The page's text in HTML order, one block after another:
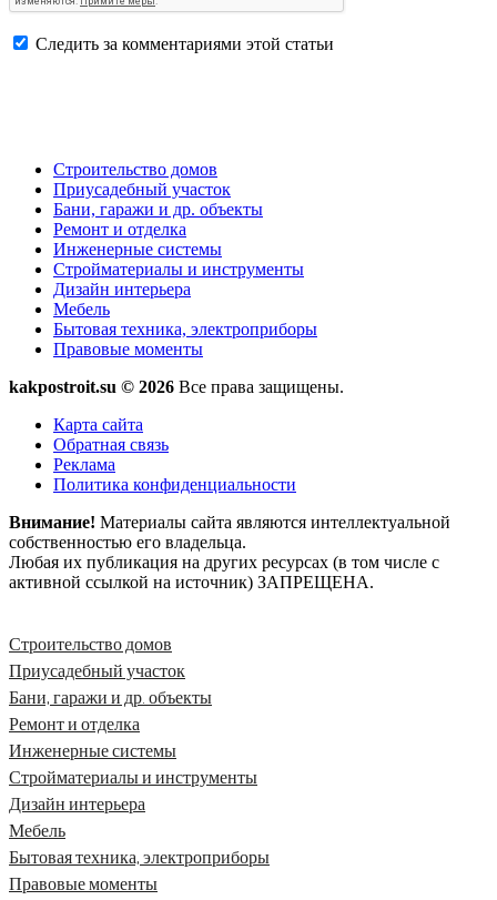
Следить за комментариями этой статьи
Строительство домов
Приусадебный участок
Бани, гаражи и др. объекты
Ремонт и отделка
Инженерные системы
Стройматериалы и инструменты
Дизайн интерьера
Мебель
Бытовая техника, электроприборы
Правовые моменты
kakpostroit.su © 2026 Все права защищены.
Карта сайта
Обратная связь
Реклама
Политика конфиденциальности
Внимание! Материалы сайта являются интеллектуальной
собственностью его владельца.
Любая их публикация на других ресурсах (в том числе с
активной ссылкой на источник) ЗАПРЕЩЕНА.
Строительство домов
Приусадебный участок
Бани, гаражи и др. объекты
Ремонт и отделка
Инженерные системы
Стройматериалы и инструменты
Дизайн интерьера
Мебель
Бытовая техника, электроприборы
Правовые моменты